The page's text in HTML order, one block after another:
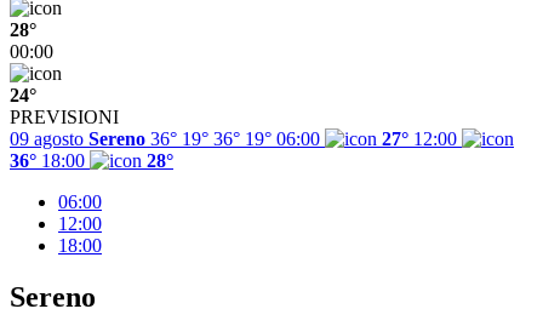
28°
00:00
24°
PREVISIONI
09 agosto Sereno 36° 19° 36° 19° 06:00 27° 12:00
36° 18:00
28°
06:00
12:00
18:00
Sereno